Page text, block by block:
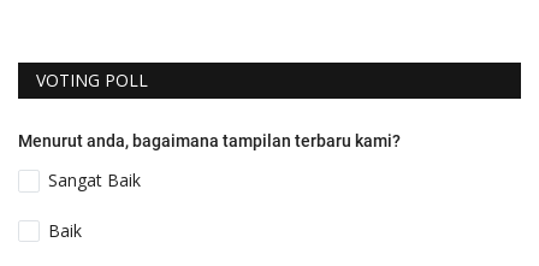
VOTING POLL
Menurut anda, bagaimana tampilan terbaru kami?
Sangat Baik
Baik